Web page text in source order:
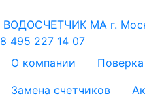
ВОДОСЧЕТЧИК МА г.
8 495 227 14 07
О компании
Замена счетчиков